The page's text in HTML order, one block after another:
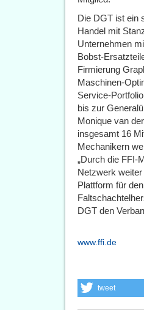
Die DGT ist ein
Handel mit
Unternehmen
Bobst-
Firmierung
Maschinen-
Service-
bis zur
Monique van
insgesamt 16
Mechanikern
„Durch die FFI-
Netzwerk
Plattform für
DGT den
www.ffi.de
tweet